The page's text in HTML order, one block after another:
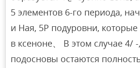
5 элементов 6-го периода,
и Ная, 5P подуровни,
в ксеноне、 В этом случае 4/
подосновы остаются